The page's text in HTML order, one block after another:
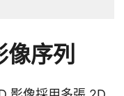
序列